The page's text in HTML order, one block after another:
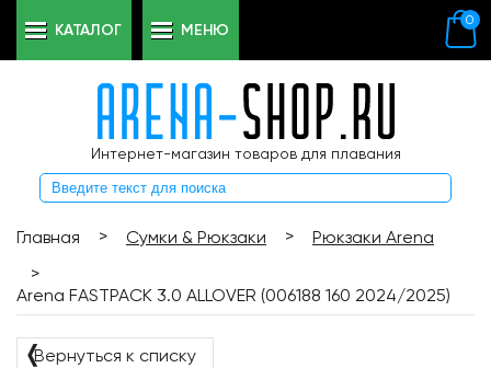
Интернет-магазин товаров для плавания
0
КАТАЛОГ МЕНЮ
Главная > Сумки & Рюкзаки >
Рюкзаки Arena
>
Arena FASTPACK 3.0 ALLOVER (006188 160 2024/2025)
❬Вернуться к списку